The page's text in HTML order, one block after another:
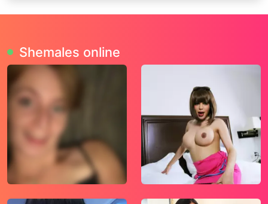
je nog geen 18 jaar, verlaat deze website dan
onmiddellijk.
Wees erop bedacht dat deze website
expliciet seksuele en erotische content, zoals
foto’s en tekstberichten bevat. Deze zijn niet
bestemd voor jouw eventueel minderjarige
kinderen.
gebruikt functionele, analytische cookies,
social media cookies en vergelijkbare
technieken, zoals Google Webmaster Tools,
Shemales online